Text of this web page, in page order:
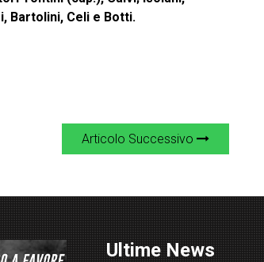
Bartolini, Celi e Botti.
Articolo Successivo
Ultime News